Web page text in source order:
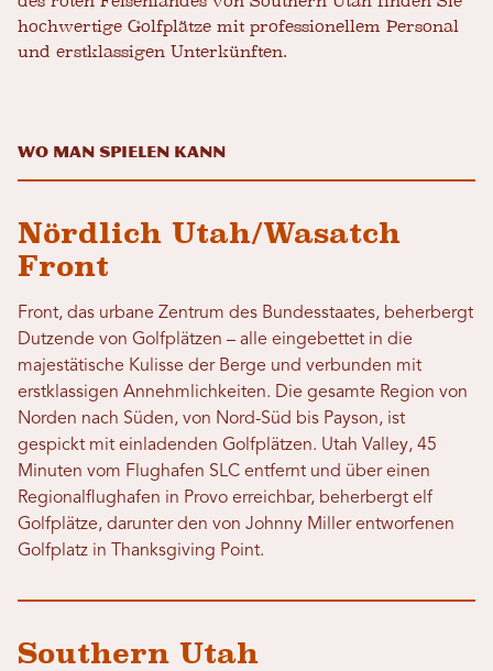
hochwertige Golfplätze mit professionellem Personal
und erstklassigen Unterkünften.
Wo man spielen kann
Nördlich Utah/Wasatch
Front
Front, das urbane Zentrum des Bundesstaates, beherbergt
Dutzende von Golfplätzen – alle eingebettet in die
majestätische Kulisse der Berge und verbunden mit
erstklassigen Annehmlichkeiten. Die gesamte Region von
Norden nach Süden, von Nord-Süd bis Payson, ist
gespickt mit einladenden Golfplätzen. Utah Valley, 45
Minuten vom Flughafen SLC entfernt und über einen
Regionalflughafen in Provo erreichbar, beherbergt elf
Golfplätze, darunter den von Johnny Miller entworfenen
Golfplatz in Thanksgiving Point.
Southern Utah